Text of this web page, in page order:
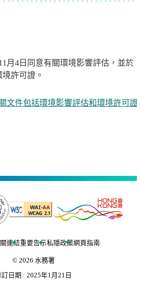
月4日同意有關環境影響評估，並於
許可證。
文件包括環境影響評估和環境許可證
連結重要告示私隱政策網頁指南
© 2026 水務署
訂日期 :2025年1月21日